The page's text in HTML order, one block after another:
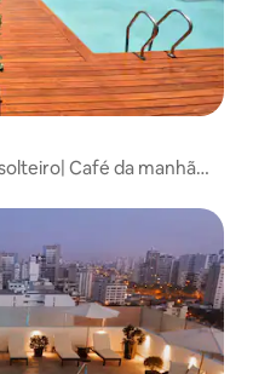
Café da manhã